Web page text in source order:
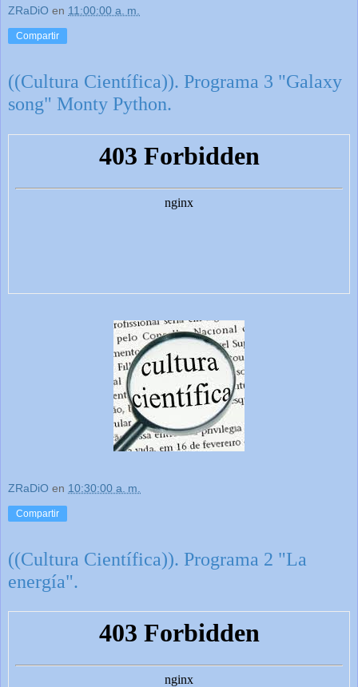
ZRaDiO en 11:00:00 a. m.
Compartir
((Cultura Científica)). Programa 3 "Galaxy
song" Monty Python.
ZRaDiO en 10:30:00 a. m.
Compartir
((Cultura Científica)). Programa 2 "La
energía".